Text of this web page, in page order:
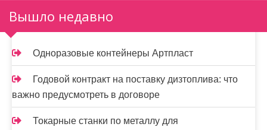
Вышло недавно
Одноразовые контейнеры Артпласт
Годовой контракт на поставку дизтоплива: что
важно предусмотреть в договоре
Токарные станки по металлу для